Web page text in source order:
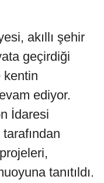
akıllı şehir
geçirdiği
kentin
ediyor.
İdaresi
tanıtıldı.